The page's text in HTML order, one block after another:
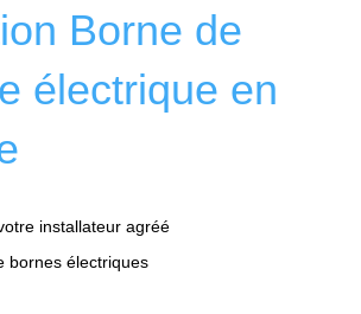
Borne de
électrique en
installateur agréé
bornes électriques